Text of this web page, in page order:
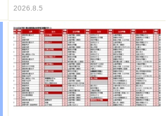
2026.8.5